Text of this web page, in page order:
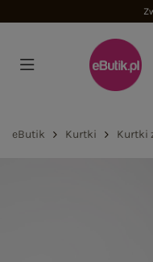
eButik Kurtki Kurtki